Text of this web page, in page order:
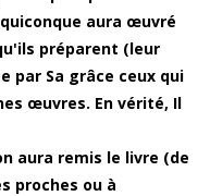
aura œuvré
préparent (leur
par Sa grâce ceux qui
œuvres. En vérité, Il
aura remis le livre (de
proches ou à